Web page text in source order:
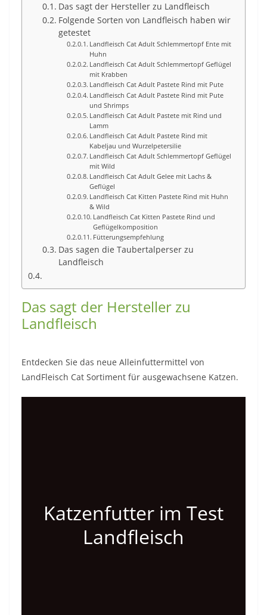
Das sagt der Hersteller zu Landfleisch
Folgende Sorten von Landfleisch haben wir
getestet
Landfleisch Cat Adult Schlemmertopf Ente mit
Huhn
Landfleisch Cat Adult Schlemmertopf Geflügel
mit Krabben
Landfleisch Cat Adult Pastete Rind mit Pute
Landfleisch Cat Adult Pastete Rind mit Pute
und Shrimps
Landfleisch Cat Adult Pastete mit Rind und
Lamm
Landfleisch Cat Adult Pastete Rind mit
Kabeljau und Wurzelpetersilie
Landfleisch Cat Adult Schlemmertopf Geflügel
mit Wild
Landfleisch Cat Adult Gelee mit Lachs &
Geflügel
Landfleisch Cat Kitten Pastete Rind mit Huhn
& Wild
Landfleisch Cat Kitten Pastete Rind und
Geflügelkomposition
Fütterungsempfehlung
Das sagen die Taubertalperser zu
Landfleisch
Das sagt der Hersteller zu
Landfleisch
Entdecken Sie das neue Alleinfuttermittel von
LandFleisch Cat Sortiment für ausgewachsene Katzen.
Katzenfutter im Test
Landfleisch